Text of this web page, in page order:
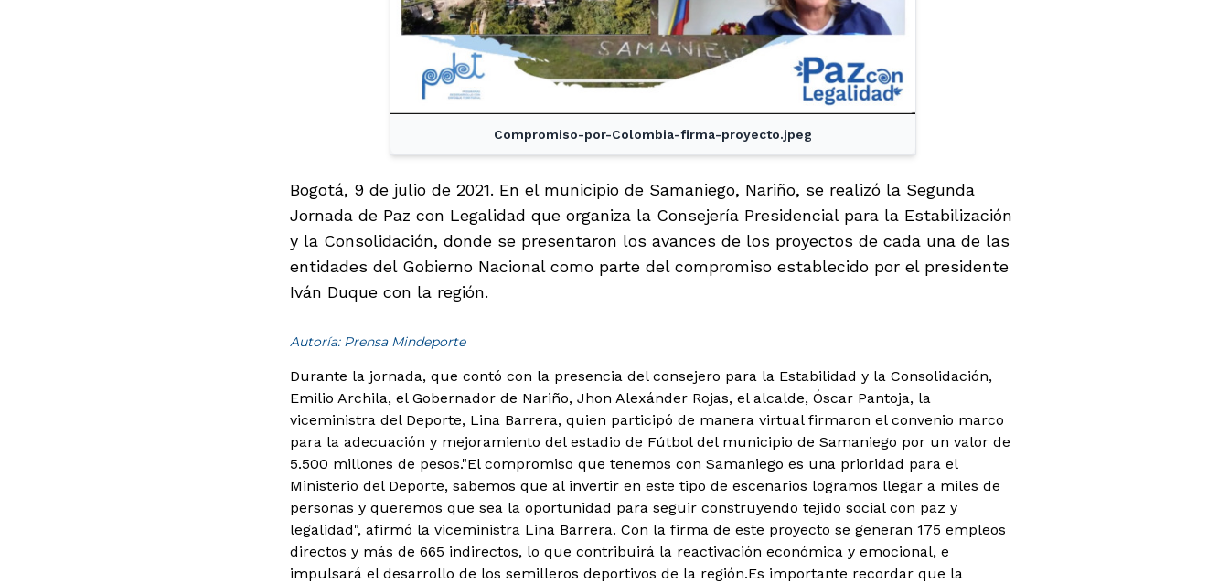
Compromiso-por-Colombia-firma-proyecto.jpeg
Bogotá, 9 de julio de 2021. En el municipio de Samaniego, Nariño, se realizó la Segunda
Jornada de Paz con Legalidad que organiza la Consejería Presidencial para la Estabilización
y la Consolidación, donde se presentaron los avances de los proyectos de cada una de las
entidades del Gobierno Nacional como parte del compromiso establecido por el presidente
Iván Duque con la región.
Autoría: Prensa Mindeporte
Durante la jornada, que contó con la presencia del consejero para la Estabilidad y la Consolidación,
Emilio Archila, el Gobernador de Nariño, Jhon Alexánder Rojas, el alcalde, Óscar Pantoja, la
viceministra del Deporte, Lina Barrera, quien participó de manera virtual firmaron el convenio marco
para la adecuación y mejoramiento del estadio de Fútbol del municipio de Samaniego por un valor de
5.500 millones de pesos."El compromiso que tenemos con Samaniego es una prioridad para el
Ministerio del Deporte, sabemos que al invertir en este tipo de escenarios logramos llegar a miles de
personas y queremos que sea la oportunidad para seguir construyendo tejido social con paz y
legalidad", afirmó la viceministra Lina Barrera. Con la firma de este proyecto se generan 175 empleos
directos y más de 665 indirectos, lo que contribuirá la reactivación económica y emocional, e
impulsará el desarrollo de los semilleros deportivos de la región.Es importante recordar que la